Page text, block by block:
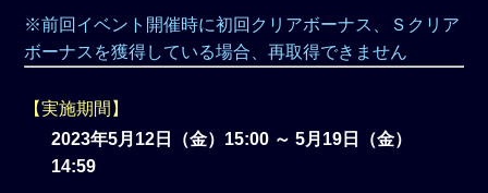
※前回イベント開催時に初回クリアボーナス、Ｓクリア
ボーナスを獲得している場合、再取得できません
【実施期間】
2023年5月12日（金）15:00 ～ 5月19日（金）
14:59